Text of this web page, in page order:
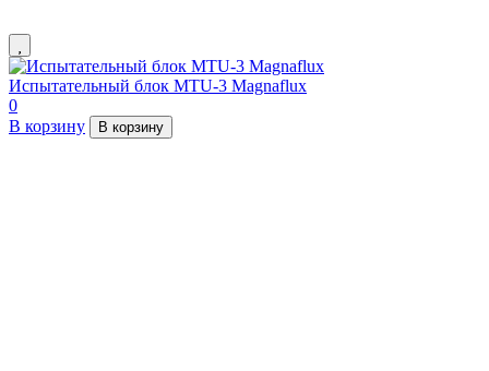
Испытательный блок MTU-3 Magnaflux
0
В корзину
В корзину